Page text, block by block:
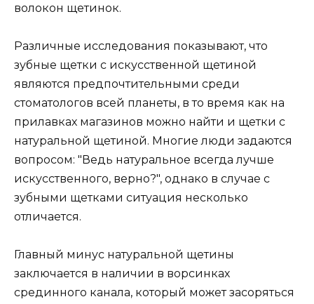
волокон щетинок.
Различные исследования показывают, что
зубные щетки с искусственной щетиной
являются предпочтительными среди
стоматологов всей планеты, в то время как на
прилавках магазинов можно найти и щетки с
натуральной щетиной. Многие люди задаются
вопросом: "Ведь натуральное всегда лучше
искусственного, верно?", однако в случае с
зубными щетками ситуация несколько
отличается.
Главный минус натуральной щетины
заключается в наличии в ворсинках
срединного канала, который может засоряться